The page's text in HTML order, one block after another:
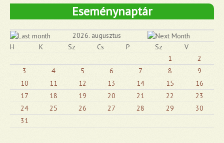
Eseménynaptár
2026. augusztus
H
K Sz Cs P Sz
V
1
2
3
4 5 6 7 8
9
10
11 12 13 14 15
16
17
18 19 20 21 22
23
24
25 26 27 28 29
30
31